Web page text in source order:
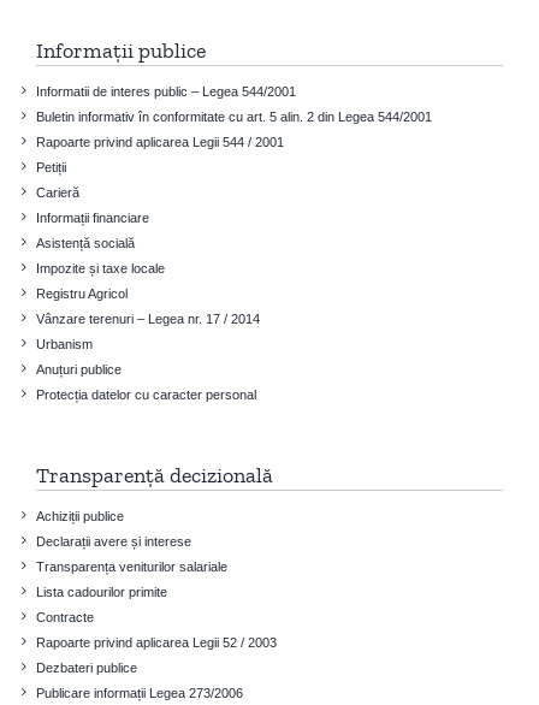
Informații publice
Informatii de interes public – Legea 544/2001
Buletin informativ în conformitate cu art. 5 alin. 2 din Legea 544/2001
Rapoarte privind aplicarea Legii 544 / 2001
Petiții
Carieră
Informații financiare
Asistență socială
Impozite și taxe locale
Registru Agricol
Vânzare terenuri – Legea nr. 17 / 2014
Urbanism
Anuțuri publice
Protecția datelor cu caracter personal
Transparență decizională
Achiziții publice
Declarații avere și interese
Transparența veniturilor salariale
Lista cadourilor primite
Contracte
Rapoarte privind aplicarea Legii 52 / 2003
Dezbateri publice
Publicare informații Legea 273/2006